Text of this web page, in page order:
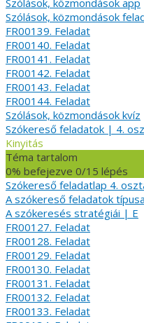
Szólások, közmondások
FR00139. Feladat
FR00140. Feladat
FR00141. Feladat
FR00142. Feladat
FR00143. Feladat
FR00144. Feladat
Szólások, közmondások kvíz
Szókereső feladatok | 4.
Kinyitás
Téma tartalom
0% befejezve 0/15 lépés
Szókereső feladatlap 4.
A szókereső feladatok
A szókeresés stratégiái | E
FR00127. Feladat
FR00128. Feladat
FR00129. Feladat
FR00130. Feladat
FR00131. Feladat
FR00132. Feladat
FR00133. Feladat